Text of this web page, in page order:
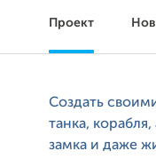
Проект
Создать
танка,
замка и даже